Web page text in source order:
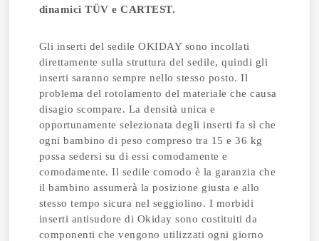
dinamici TÜV e CARTEST.
Gli inserti del sedile OKIDAY sono incollati
direttamente sulla struttura del sedile, quindi gli
inserti saranno sempre nello stesso posto. Il
problema del rotolamento del materiale che causa
disagio scompare. La densità unica e
opportunamente selezionata degli inserti fa sì che
ogni bambino di peso compreso tra 15 e 36 kg
possa sedersi su di essi comodamente e
comodamente. Il sedile comodo è la garanzia che
il bambino assumerà la posizione giusta e allo
stesso tempo sicura nel seggiolino. I morbidi
inserti antisudore di Okiday sono costituiti da
componenti che vengono utilizzati ogni giorno